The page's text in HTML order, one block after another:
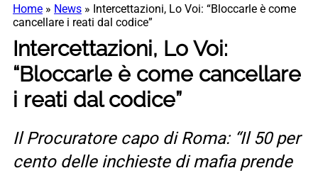
Home » News » Intercettazioni, Lo Voi: “Bloccarle è come
cancellare i reati dal codice”
Intercettazioni, Lo Voi:
“Bloccarle è come cancellare
i reati dal codice”
Il Procuratore capo di Roma: “Il 50 per
cento delle inchieste di mafia prende